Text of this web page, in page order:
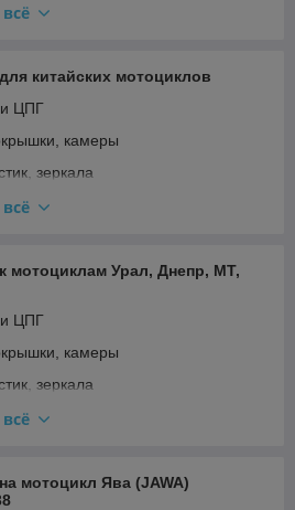
поворотники
прокладки, подшипники
и карбюратор
(сцепление, вариатор, цепи)
и зажигание
китайских мотоциклов
и ЦПГ
камеры
зеркала
поворотники
система и карбюратор
мотоциклам Урал, Днепр, МТ,
и ЦПГ
камеры
зеркала
поворотники
мотоцикл Ява (JAWA)